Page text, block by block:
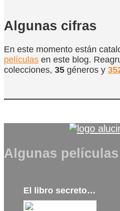
Algunas cifras
En este momento están
películas en este blog.
colecciones, 35 géneros y
Algunas
El libro secreto de Henry (2017)